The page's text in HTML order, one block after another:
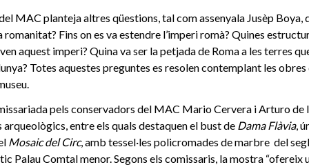
MAC planteja altres qüestions, tal com assenyala Jusèp Boya,
romanitat? Fins on es va estendre l’imperi romà? Quines
aquest imperi? Quina va ser la petjada de Roma a les terres
Totes aquestes preguntes es resolen contemplant les obres
pels conservadors del MAC Mario Cervera i Arturo de
arqueològics, entre els quals destaquen el bust de Dama Flàvia,
Mosaic del Circ, amb tessel·les policromades de marbre del
Palau Comtal menor. Segons els comissaris, la mostra “ofereix